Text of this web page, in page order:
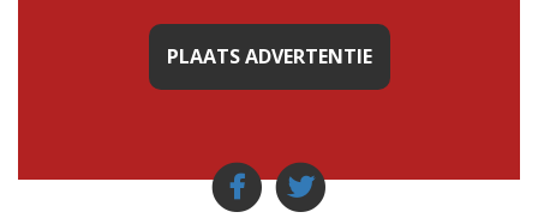
PLAATS ADVERTENTIE